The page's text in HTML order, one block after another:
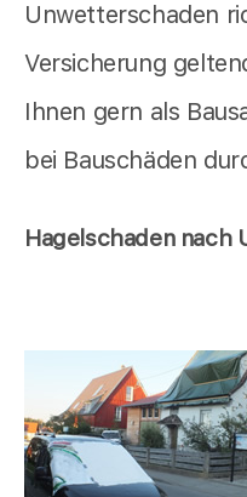
Unwetterschaden
Versicherung
Ihnen gern als
bei Bauschäden
Hagelschaden nach